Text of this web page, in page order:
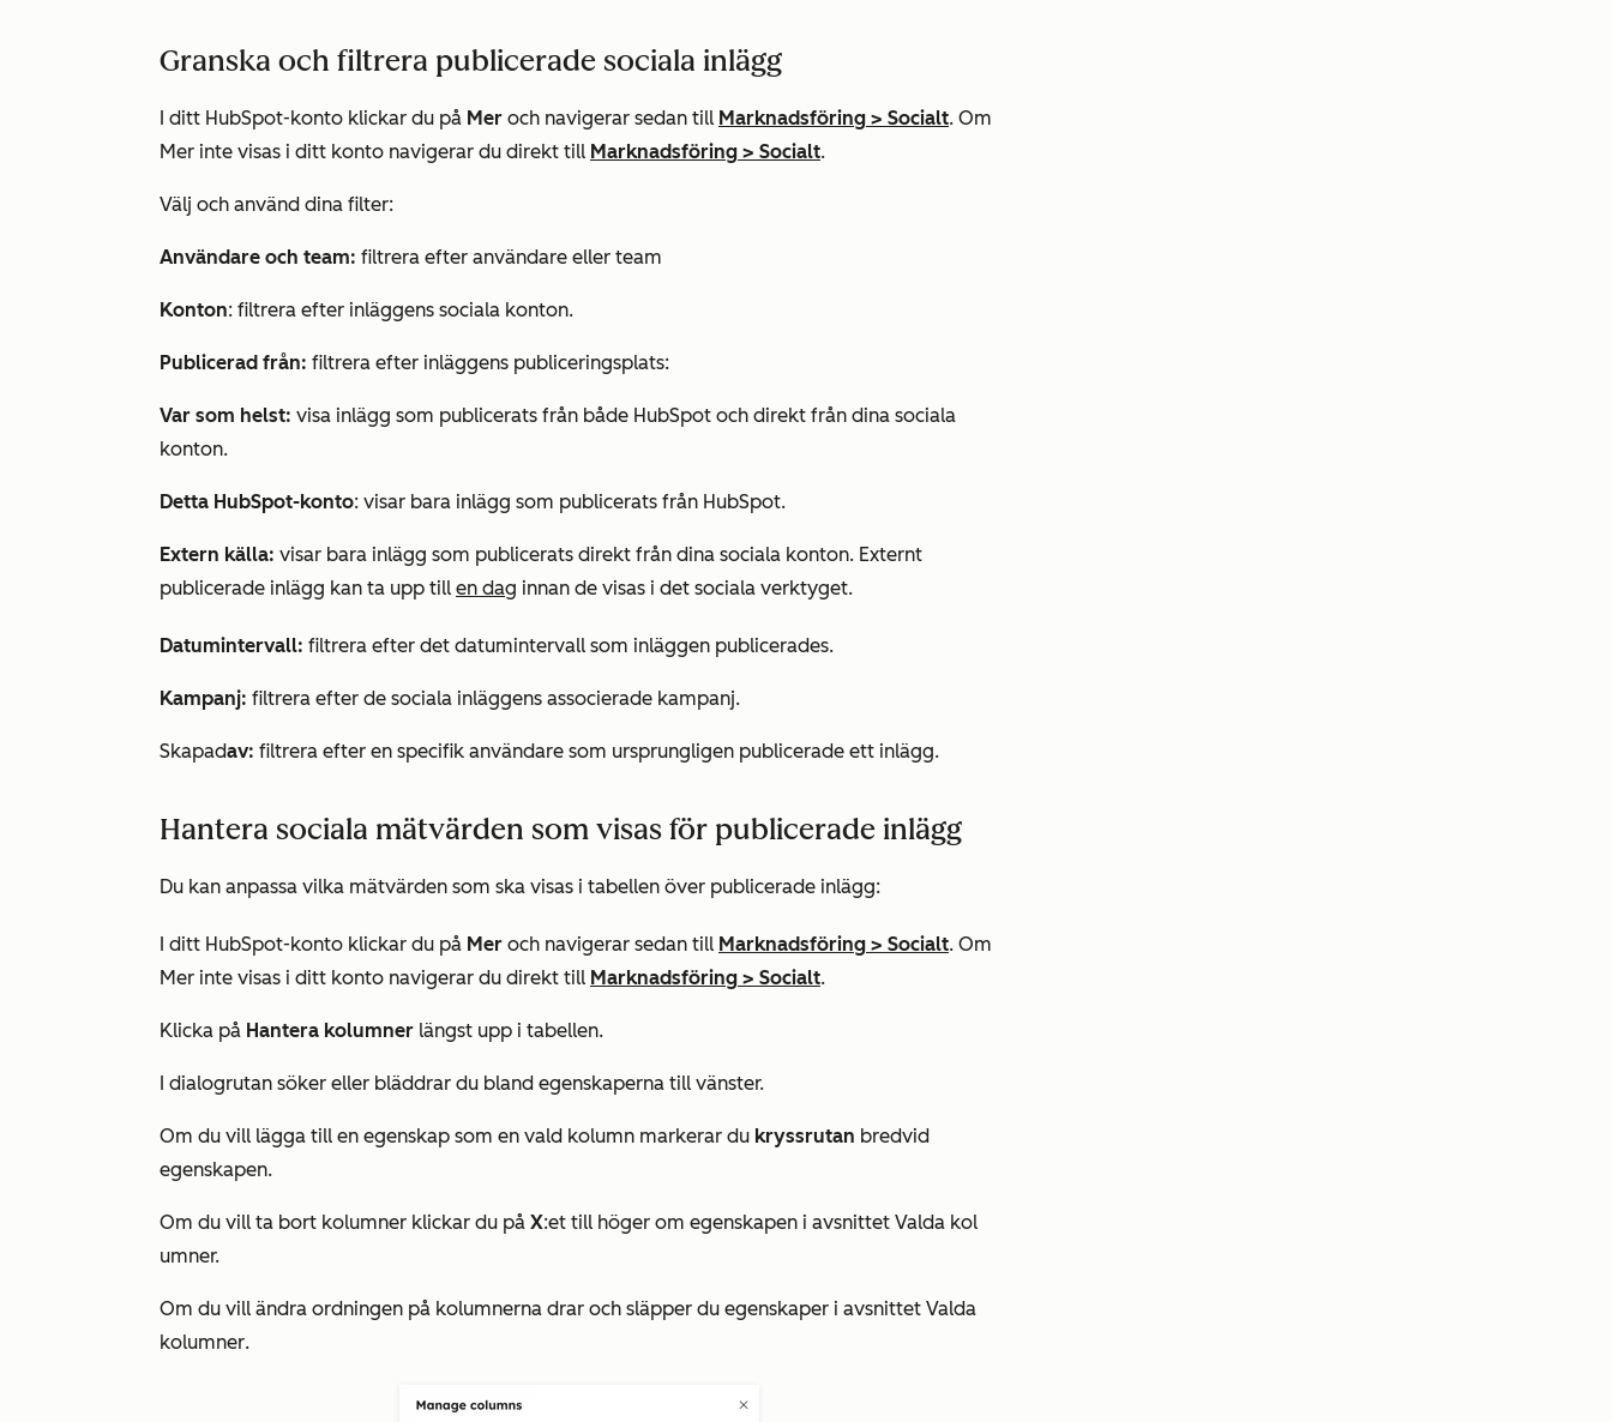
Granska och filtrera publicerade sociala inlägg
I ditt HubSpot-konto klickar du på Mer och navigerar sedan till Marknadsföring > Socialt. Om
Mer inte visas i ditt konto navigerar du direkt till Marknadsföring > Socialt.
Välj och använd dina filter:
Användare och team: filtrera efter användare eller team
Konton: filtrera efter inläggens sociala konton.
Publicerad från: filtrera efter inläggens publiceringsplats:
Var som helst: visa inlägg som publicerats från både HubSpot och direkt från dina sociala
konton.
Detta HubSpot-konto: visar bara inlägg som publicerats från HubSpot.
Extern källa: visar bara inlägg som publicerats direkt från dina sociala konton. Externt
publicerade inlägg kan ta upp till en dag innan de visas i det sociala verktyget.
Datumintervall: filtrera efter det datumintervall som inläggen publicerades.
Kampanj: filtrera efter de sociala inläggens associerade kampanj.
Skapadav: filtrera efter en specifik användare som ursprungligen publicerade ett inlägg.
Hantera sociala mätvärden som visas för publicerade inlägg
Du kan anpassa vilka mätvärden som ska visas i tabellen över publicerade inlägg:
I ditt HubSpot-konto klickar du på Mer och navigerar sedan till Marknadsföring > Socialt. Om
Mer inte visas i ditt konto navigerar du direkt till Marknadsföring > Socialt.
Klicka på Hantera kolumner längst upp i tabellen.
I dialogrutan söker eller bläddrar du bland egenskaperna till vänster.
Om du vill lägga till en egenskap som en vald kolumn markerar du kryssrutan bredvid
egenskapen.
Om du vill ta bort kolumner klickar du på X:et till höger om egenskapen i avsnittet Valda kol
umner.
Om du vill ändra ordningen på kolumnerna drar och släpper du egenskaper i avsnittet Valda
kolumner.